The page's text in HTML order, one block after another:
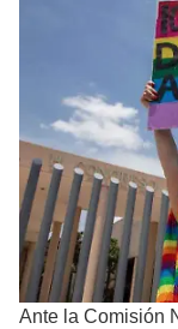
Ante la Comisión